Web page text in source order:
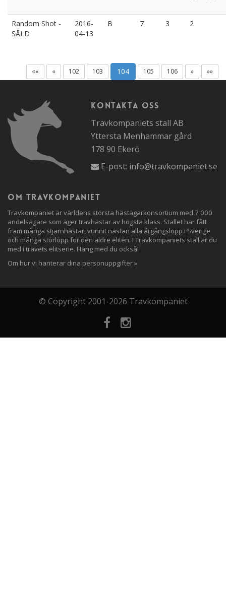
Random Shot -
SÅLD
2016-
04-13
B 7 3 2
«« « 102 103 104 105 106 » »»
Kontakta oss
Travkompaniets stall AB
Yttersta Menhammar gård
178 90 Ekerö
E-post: info@travkompaniet.se
Om travkompaniet
Travkompaniet är världens största hästägarkonsortium med 7 000
andelsägare som äger travhästar av högsta klass. Stallet har fått
fram många stjärnhästar, vunnit nästan alla årgångslopp i Sverige
och många storlopp för den äldre eliten. I Travkompaniets stall är du
med i travets elitserie. Häng med du också!
Om hur vi hanterar dina personuppgifter »
© Copyright 2001-2026 Travkompaniet